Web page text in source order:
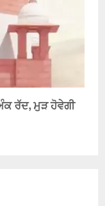
ਰੱਦ, ਮੁੜ ਹੋਵੇਗੀ